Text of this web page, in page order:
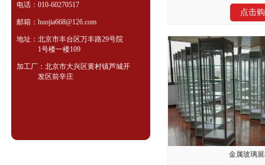
电话：010-60270517
邮箱：huojia668@126.com
地址：北京市丰台区万丰路29号院
1号楼一楼109
加工厂：北京市大兴区黄村镇芦城开
发区前辛庄
点击
金属玻璃